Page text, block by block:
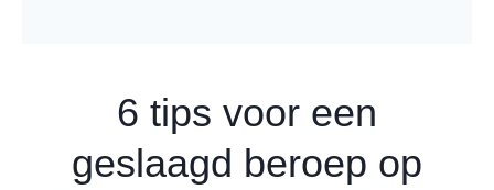
6 tips voor een
geslaagd beroep op